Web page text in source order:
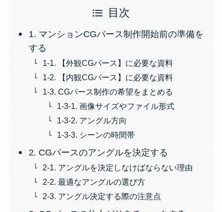
目次
1. マンションCGパース制作開始前の準備を
する
1-1. 【外観CGパース】に必要な資料
1-2. 【内観CGパース】に必要な資料
1-3. CGパース制作の希望をまとめる
1-3-1. 画像サイズやファイル形式
1-3-2. アングル方向
1-3-3. シーンの時間帯
2. CGパースのアングルを決定する
2-1. アングルを決定しなけばならない理由
2-2. 最適なアングルの選び方
2-3. アングル決定する際の注意点